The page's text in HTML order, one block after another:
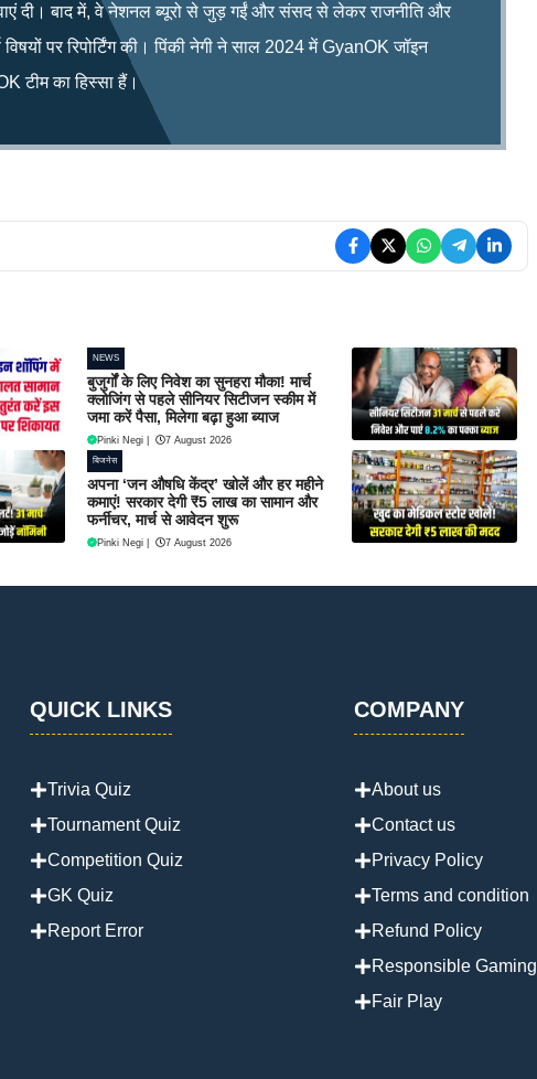
दी। बाद में, वे नेशनल ब्यूरो से जुड़ गईं और संसद से लेकर राजनीति और
पर रिपोर्टिंग की। पिंकी नेगी ने साल 2024 में GyanOK जॉइन
टीम का हिस्सा हैं।
NEWS
बुजुर्गों के लिए निवेश का सुनहरा मौका! मार्च
क्लोजिंग से पहले सीनियर सिटीजन स्कीम में
जमा करें पैसा, मिलेगा बढ़ा हुआ ब्याज
Pinki Negi 7 August 2026
बिजनेस
अपना ‘जन औषधि केंद्र’ खोलें और हर महीने
कमाएं! सरकार देगी ₹5 लाख का सामान और
फर्नीचर, मार्च से आवेदन शुरू
Pinki Negi 7 August 2026
QUICK LINKS
Trivia Quiz
Tournament Quiz
Competition Quiz
GK Quiz
Report Error
COMPANY
About us
Contact us
Privacy Policy
Terms and condition
Refund Policy
Responsible Gaming
Fair Play